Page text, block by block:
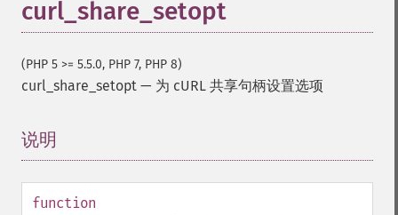
curl_share_setopt
(PHP 5 >= 5.5.0, PHP 7, PHP 8)
curl_share_setopt — 为 cURL 共享句柄设置选项
说明
function